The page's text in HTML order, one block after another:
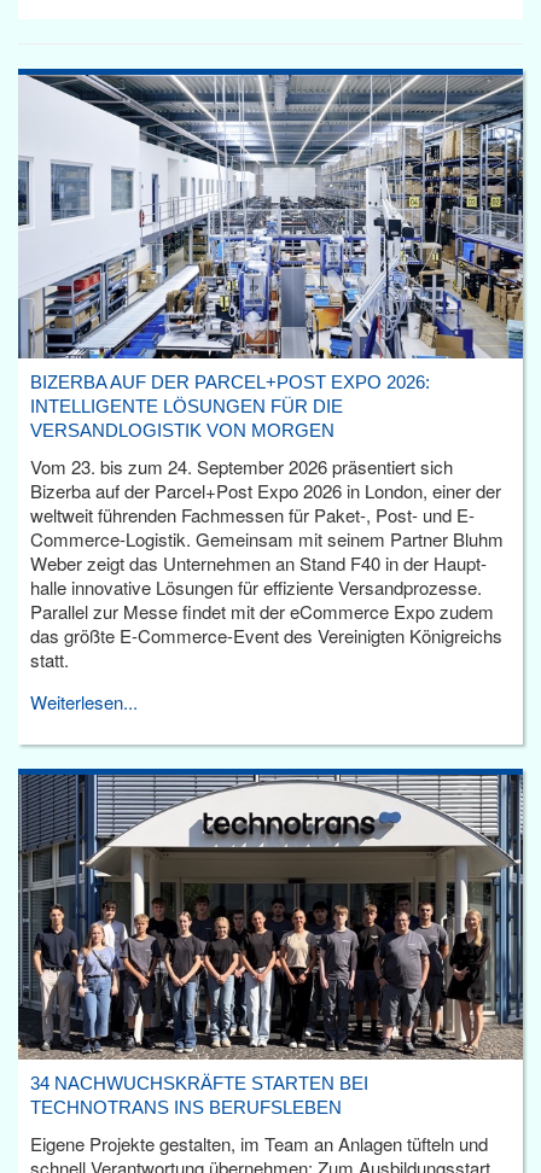
BIZERBA AUF DER PARCEL+POST EXPO 2026:
INTELLIGENTE LÖSUNGEN FÜR DIE
VERSANDLOGISTIK VON MORGEN
Vom 23. bis zum 24. September 2026 präsentiert sich
Bizerba auf der Parcel+Post Expo 2026 in London, einer der
weltweit führenden Fachmessen für Paket-, Post- und E-
Commerce-Logistik. Gemeinsam mit seinem Partner Bluhm
Weber zeigt das Unternehmen an Stand F40 in der Haupt­
halle innovative Lösungen für effiziente Versandprozesse.
Parallel zur Messe findet mit der eCommerce Expo zudem
das größte E-Commerce-Event des Vereinigten Königreichs
statt.
Weiterlesen...
34 NACHWUCHSKRÄFTE STARTEN BEI
TECHNOTRANS INS BERUFSLEBEN
Eigene Projekte gestalten, im Team an Anlagen tüfteln und
schnell Verantwortung übernehmen: Zum Ausbildungsstart